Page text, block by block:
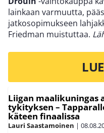
lainkaan varmuutta,
jatkosopimukseen
Friedman muistuttaa.
Liigan maalikuningas
tykityksen –
käteen finaalissa
Lauri Saastamoinen |